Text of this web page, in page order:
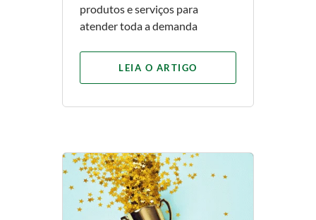
produtos e serviços para
atender toda a demanda
LEIA O ARTIGO